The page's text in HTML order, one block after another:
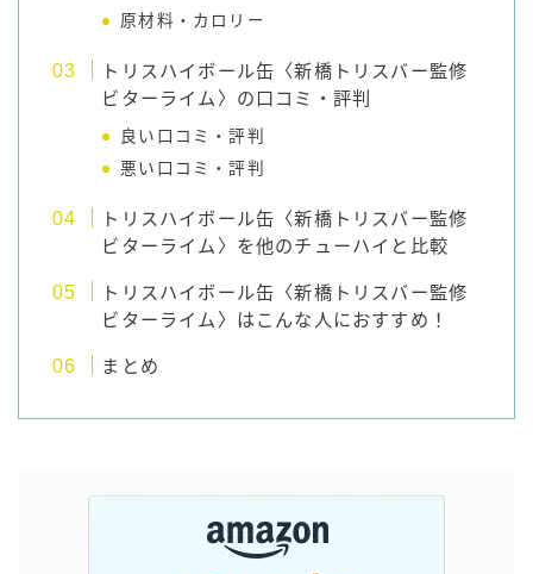
原材料・カロリー
トリスハイボール缶〈新橋トリスバー監修
ビターライム〉の口コミ・評判
良い口コミ・評判
悪い口コミ・評判
トリスハイボール缶〈新橋トリスバー監修
ビターライム〉を他のチューハイと比較
トリスハイボール缶〈新橋トリスバー監修
ビターライム〉はこんな人におすすめ！
まとめ